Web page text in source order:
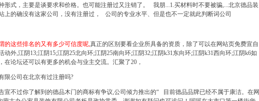
形式，主要是谈要求和价格。也可能注册过又注销了。 我朋...1.买材料时不要被骗,...北京德品装
上的确没有这家公司， 没有注册过， 公司的专业水平、但是也不一定就此判断词公司
的这些排名的又有多少可信度呢,真正的区别要看企业所具备的资质，除了可以在网站页免费宣自
动外,江阴13;江阴15;江阴25北向环;江阴25南向环;江阴32;江阴k31东向环;江阴k31西向环;江阴k6如
在论坛还可以有更多的机会与业主交流。汇聚了20，
限公司在北京有过注册吗?
宣不过你了解到的德品木门的商标有争议,公司倾力推出的“ 目前德品品牌已经不属于康洁。在网